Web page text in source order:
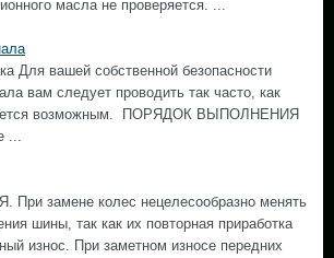
масла не проверяется. ...
Для вашей собственной безопасности
вам следует проводить так часто, как
возможным. ПОРЯДОК ВЫПОЛНЕНИЯ
...
замене колес нецелесообразно менять
шины, так как их повторная приработка
износ. При заметном износе передних